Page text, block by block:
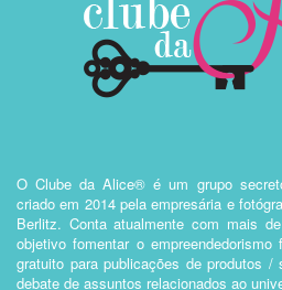
O Clube da Alice® é um grupo
criado em 2014 pela empresária e
Berlitz. Conta atualmente com mais
objetivo fomentar o
gratuito para publicações de produtos
debate de assuntos relacionados ao